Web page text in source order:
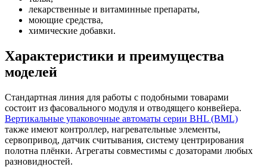
лекарственные и витаминные препараты,
моющие средства,
химические добавки.
Характеристики и преимущества
моделей
Стандартная линия для работы с подобными товарами
состоит из фасовального модуля и отводящего конвейера.
Вертикальные упаковочные автоматы серии BHL (BML)
также имеют контроллер, нагревательные элементы,
сервопривод, датчик считывания, систему центрирования
полотна плёнки. Агрегаты совместимы с дозаторами любых
разновидностей.